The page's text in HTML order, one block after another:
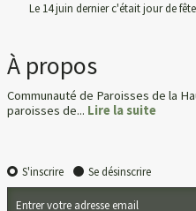
Le 14 juin dernier c'était jour de
À propos
Communauté de Paroisses de la
paroisses de... Lire la suite
S'inscrire Se désinscrire